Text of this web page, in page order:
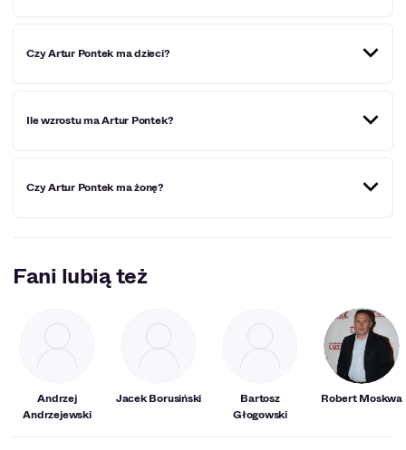
w serialu Ojciec Mateusz. To właśnie ta rola przyniosła mu
Czy Artur Pontek ma dzieci?
córkę Zoję oraz syna Leona.
Ile wzrostu ma Artur Pontek?
Czy Artur Pontek ma żonę?
Fani lubią też
Andrzej
Andrzejewski
Jacek Borusiński
Bartosz
Głogowski
Robert Moskwa